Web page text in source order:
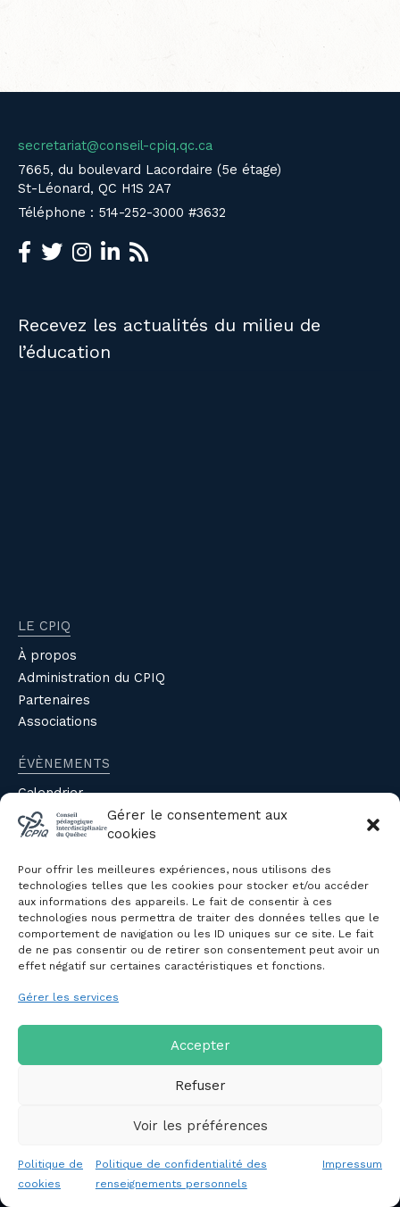
Gérer le consentement aux
cookies
Pour offrir les meilleures expériences, nous utilisons des
technologies telles que les cookies pour stocker et/ou accéder
aux informations des appareils. Le fait de consentir à ces
technologies nous permettra de traiter des données telles que le
comportement de navigation ou les ID uniques sur ce site. Le fait
de ne pas consentir ou de retirer son consentement peut avoir un
effet négatif sur certaines caractéristiques et fonctions.
Gérer les services
Accepter
Refuser
Voir les préférences
Politique de
cookies
Politique de confidentialité des
renseignements personnels
Impressum
secretariat@conseil-cpiq.qc.ca
7665, du boulevard Lacordaire (5e étage)
St-Léonard, QC H1S 2A7
Téléphone : 514-252-3000 #3632
Recevez les actualités du milieu de
l’éducation
LE CPIQ
À propos
Administration du CPIQ
Partenaires
Associations
ÉVÈNEMENTS
Calendrier
Évènements du CPIQ
Revue
Avis et mémoires
Autres publications
NOUS JOINDRE
Politique de confidentialité des
Politique de cookies (CA)
Copyright © 2026 Conseil pédagogique interdisciplinaire du
Québec